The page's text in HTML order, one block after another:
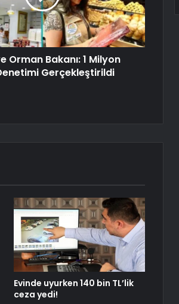
Orman Bakanı: 1 Milyon
Gerçekleştirildi
Evinde uyurken 140 bin TL’lik
ceza yedi!